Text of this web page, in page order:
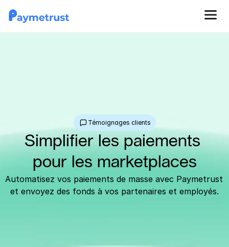
Témoignages clients
Simplifier les paiements
pour les marketplaces
Automatisez vos paiements de masse avec Paymetrust
et envoyez des fonds à vos partenaires et employés.